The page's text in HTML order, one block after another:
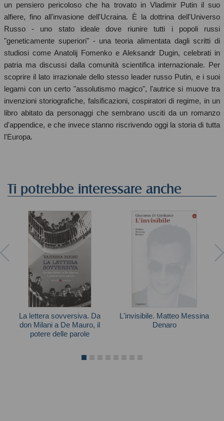
un pensiero pericoloso che ha trovato in Vladimir Putin il suo
alfiere, fino all'invasione dell'Ucraina. È la dottrina dell'Universo
Russo - uno stato ideale dove riunire tutti i popoli russi
"geneticamente superiori" - una teoria alimentata dagli scritti di
studiosi come Anatolij Fomenko e Aleksandr Dugin, celebrati in
patria ma discussi dalla comunità scientifica internazionale. Per
scoprire il lato irrazionale dello stesso leader russo Putin, e i suoi
legami con un certo "assolutismo magico", l'autrice si muove tra
invenzioni storiografiche, falsificazioni, cospiratori di regime, in un
libro abitato da personaggi che sembrano usciti da un romanzo
d'appendice, e che invece stanno riscrivendo oggi la storia di tutta
l'Europa.
Ti potrebbe interessare anche
La lettera sovversiva. Da
don Milani a De Mauro, il
potere delle parole
L'invisibile. Matteo Messina
Denaro